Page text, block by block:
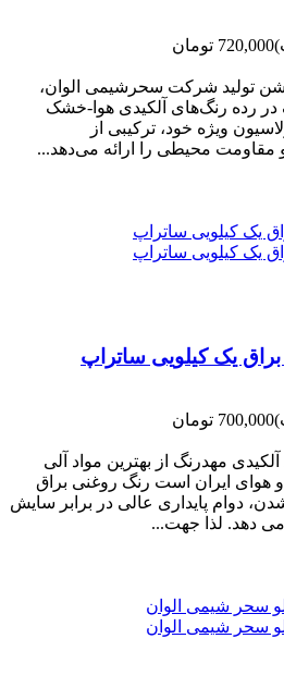
720,000 تومان
تولید شرکت سحرشیمی الوان،
در رده رنگ‌های آلکیدی هوا-خشک
ویژه خود، ترکیبی از
مقاومت محیطی را ارائه می‌دهد...
یک کیلویی ساتراپ
700,000 تومان
مهدرنگ از بهترین مواد آلی
هوای ایران است رنگ روغنی براق
دوام ﭘﺎﯾﺪاری عالی در ﺑﺮاﺑﺮ ﺳﺎﯾﺶ
دﻫﺪ. ﻟﺬا ﺟﻬﺖ...